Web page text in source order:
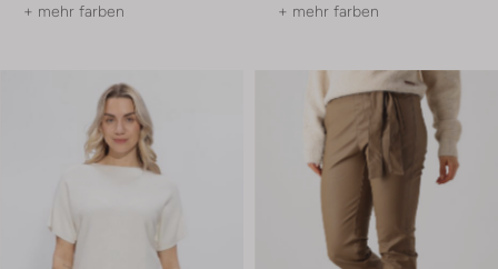
+ mehr farben + mehr farben